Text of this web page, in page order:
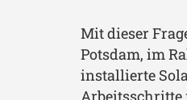
Mit dieser
Potsdam, im
installierte
Arbeitsschritte